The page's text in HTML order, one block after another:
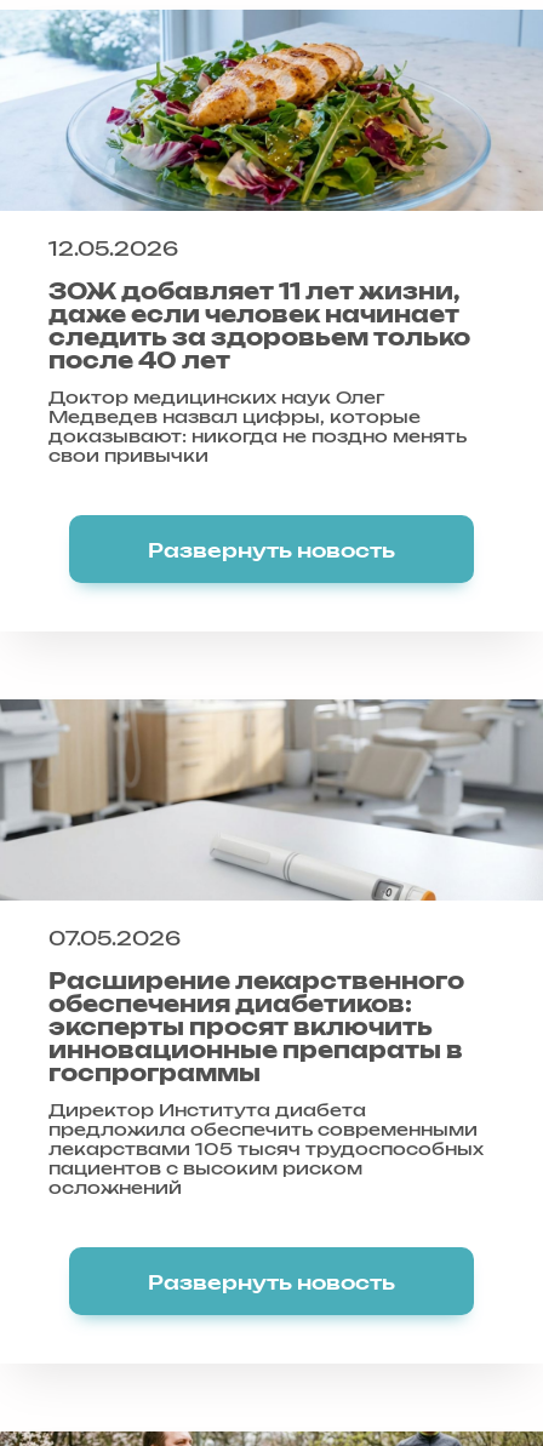
12.05.2026
ЗОЖ добавляет 11 лет жизни,
даже если человек начинает
следить за здоровьем только
после 40 лет
Доктор медицинских наук Олег
Медведев назвал цифры, которые
доказывают: никогда не поздно менять
свои привычки
Развернуть новость
07.05.2026
Расширение лекарственного
обеспечения диабетиков:
эксперты просят включить
инновационные препараты в
госпрограммы
Директор Института диабета
предложила обеспечить современными
лекарствами 105 тысяч трудоспособных
пациентов с высоким риском
осложнений
Развернуть новость